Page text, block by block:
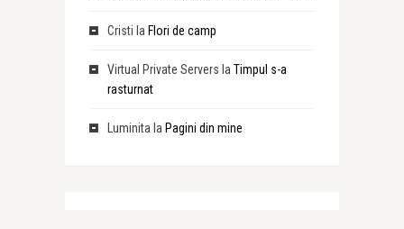
Cristi la Flori de camp
Virtual Private Servers la Timpul s-a
rasturnat
Luminita la Pagini din mine